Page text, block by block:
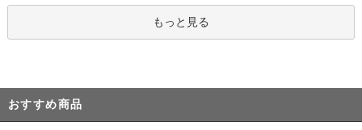
もっと見る
おすすめ商品